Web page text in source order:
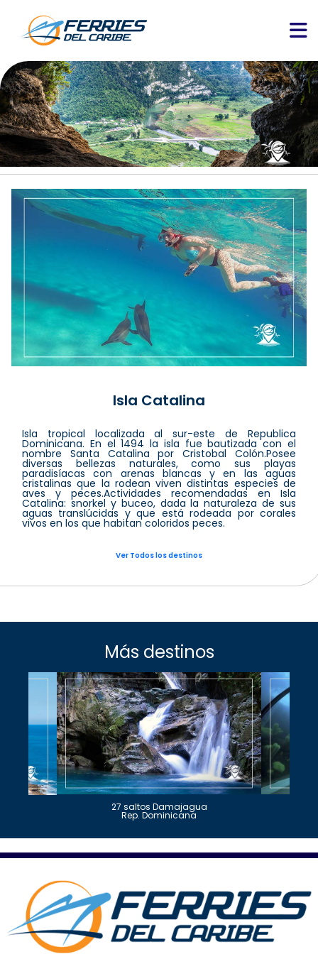
Isla Catalina
Isla tropical localizada al sur-este de Republica
Dominicana. En el 1494 la isla fue bautizada con el
nombre Santa Catalina por Cristobal Colón.Posee
diversas bellezas naturales, como sus playas
paradisíacas con arenas blancas y en las aguas
cristalinas que la rodean viven distintas especies de
aves y peces.Actividades recomendadas en Isla
Catalina: snorkel y buceo, dada la naturaleza de sus
aguas translúcidas y que está rodeada por corales
vivos en los que habitan coloridos peces.
Ver Todos los destinos
Más destinos
27 saltos Damajagua
Rep. Dominicana